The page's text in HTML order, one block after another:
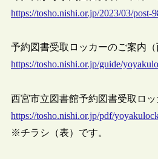
https://tosho.nishi.or.jp/2023/03/post-
予約図書受取ロッカーのご案内（
https://tosho.nishi.or.jp/guide/
西宮市立図書館予約図書受取ロ
https://tosho.nishi.or.jp/pdf/
※チラシ（表）です。